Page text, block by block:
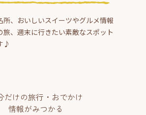
所、おいしいスイーツやグルメ情報
旅、週末に行きたい素敵なスポット
♪
だけの旅行・おでかけ
情報がみつかる